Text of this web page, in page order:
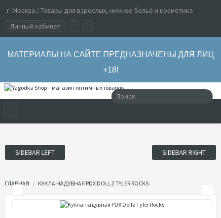
г. Москва / Товары для взрослых, нижнее бельё и косметика
Личный кабинет
МАТЕРИАЛЫ НА САЙТЕ ПРЕДНАЗНАЧЕНЫ ДЛЯ ЛИЦ
+18!
SIDEBAR LEFT SIDEBAR RIGHT
ГЛАВНАЯ КУКЛА НАДУВНАЯ PDX DOLLZ TYLER ROCKS.